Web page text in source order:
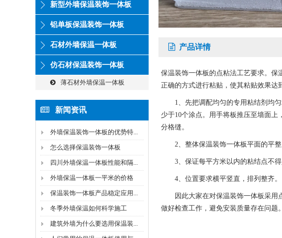
新型外墙保温装饰一体板
铝单板保温装饰一体板
石材外墙保温一体板
仿石材保温装饰一体板
薄石材外墙保温一体板
新闻资讯
外墙保温装饰一体板的优势特...
怎么选择保温装饰一体板
四川外墙保温一体板性能和隔...
外墙保温一体板一平米的价格
保温装饰一体板产品稳定应用...
冬季外墙保温如何科学施工
建筑外墙为什么要选用保温装...
产品详情
保温装饰一体板的点粘法工艺要求。保
正确的方式进行粘贴，使其粘贴效果达
1、先把调配均匀的专用粘结剂均匀
少于10个涂点。用手将板推压至墙面
分格缝。
2、整体保温装饰一体板平面的平整
3、保证每平方米以内的粘结点不得
4、位置要求横平竖直，排列整齐。
因此大家在对保温装饰一体板采用点
做好检查工作，避免安装质量存在问题。